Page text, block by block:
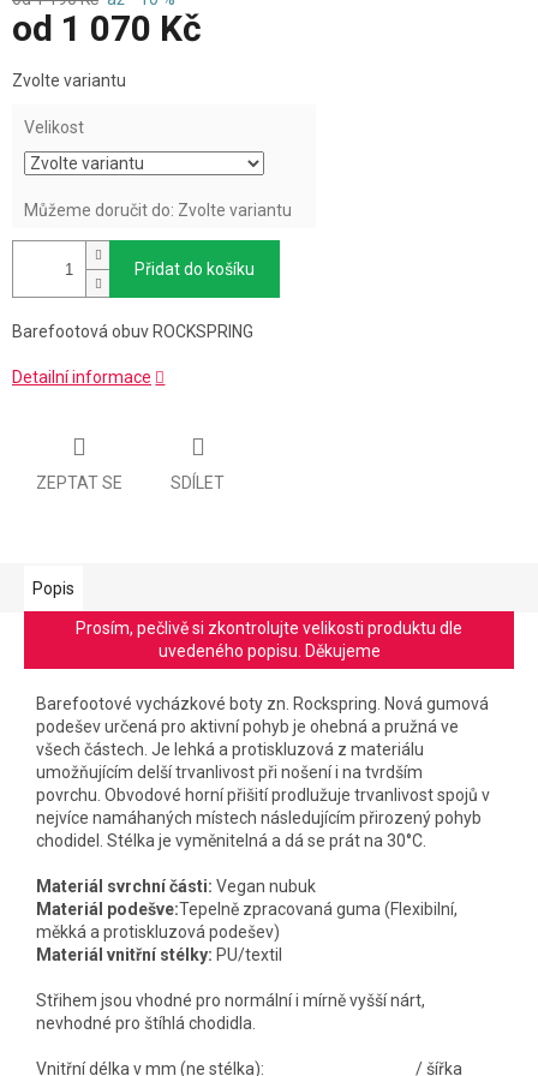
od 1 070 Kč
cena:
Zvolte variantu
Velikost
Můžeme doručit do: Zvolte variantu
Přidat do košíku
Barefootová obuv ROCKSPRING
Detailní informace
ZEPTAT SE SDÍLET
Popis
Prosím, pečlivě si zkontrolujte velikosti produktu dle
uvedeného popisu. Děkujeme
Barefootové vycházkové boty zn. Rockspring. Nová gumová
podešev určená pro aktivní pohyb je ohebná a pružná ve
všech částech. Je lehká a protiskluzová z materiálu
umožňujícím delší trvanlivost při nošení i na tvrdším
povrchu. Obvodové horní přišití prodlužuje trvanlivost spojů v
nejvíce namáhaných místech následujícím přirozený pohyb
chodidel. Stélka je vyměnitelná a dá se prát na 30°C.
Materiál svrchní části: Vegan nubuk
Materiál podešve:Tepelně zpracovaná guma (Flexibilní,
měkká a protiskluzová podešev)
Materiál vnitřní stélky: PU/textil
Střihem jsou vhodné pro normální i mírně vyšší nárt,
nevhodné pro štíhlá chodidla.
Vnitřní délka v mm (ne stélka): / šířka